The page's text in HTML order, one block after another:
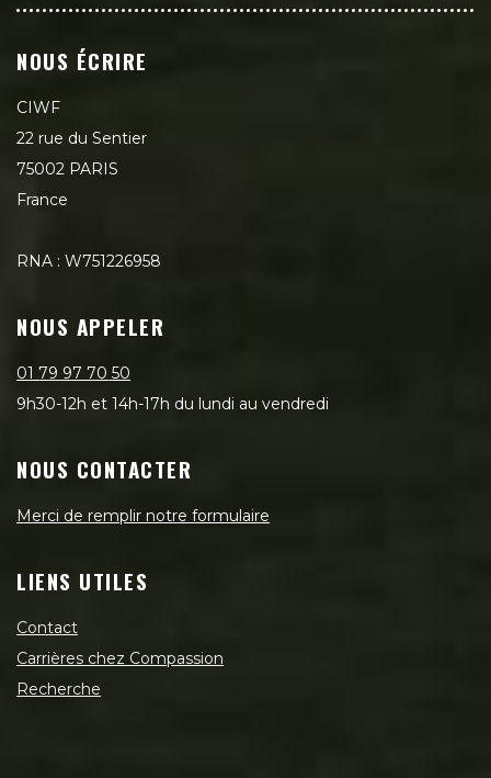
NOUS ÉCRIRE
CIWF
22 rue du Sentier
75002 PARIS
France
RNA : W751226958
NOUS APPELER
01 79 97 70 50
9h30-12h et 14h-17h du lundi au vendredi
NOUS CONTACTER
Merci de remplir notre formulaire
LIENS UTILES
Contact
Carrières chez Compassion
Recherche